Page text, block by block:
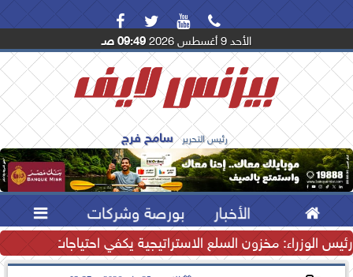
   
الأحد 9 أغسطس 2026 09:49 صـ
رئيس التحرير سامح فرج
 الأخبار بورصة وشركات 
تنافسية الصادرات
رئيس الوزراء: مخزون السلع الاستراتيجية يكفي احتياجات